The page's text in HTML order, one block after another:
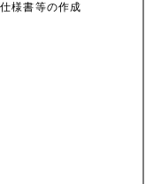
様書等の作成